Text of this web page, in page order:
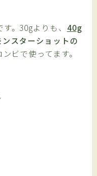
す。30gよりも、 40g
ンスターショットの
ビで使ってます。